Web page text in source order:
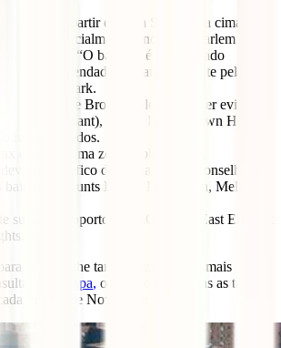
se que a partir da 96th Street para cima se
especialmente à noite. O Harlem
chamado “O bairro”) é considerado
é recomendado não andar à noite pela Ilha
Central Park.
New York e Brownsville devem ser evitadas.
Stuyvesant), Ocean Hill e Crown Heights
recomendados.
do Sul é uma zona problemática,
ao tráfico de droga. Seria aconselhável
bairros de Hunts Points, Morrisania, Melrose e
sul do Aeroporto de LaGuardia, East Elmhurt
facultar-lhe também um estudo mais
este mapa, onde são analisadas as taxas
distrito de Nova Iorque.